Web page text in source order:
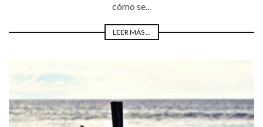
cómo se...
LEER MÁS ...